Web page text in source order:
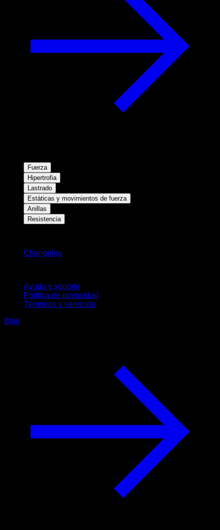
Fuerza
Hipertrofia
Lastrado
Estáticas y movimientos de fuerza
Anillas
Resistencia
Changelog
Ayuda y soporte
Política de privacidad
Términos y servicios
Blog